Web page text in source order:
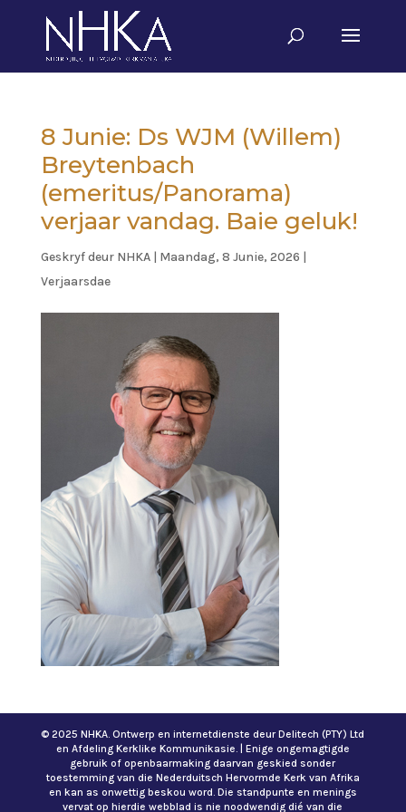
8 Junie: Ds WJM (Willem)
Breytenbach
(emeritus/Panorama)
verjaar vandag. Baie geluk!
Geskryf deur NHKA| Maandag, 8 Junie, 2026 |
Verjaarsdae
© 2025 NHKA. Ontwerp en internetdienste deur Delitech (PTY) Ltd
en Afdeling Kerklike Kommunikasie. | Enige ongemagtigde
gebruik of openbaarmaking daarvan geskied sonder
toestemming van die Nederduitsch Hervormde Kerk van Afrika
en kan as onwettig beskou word. Die standpunte en menings
vervat op hierdie webblad is nie noodwendig dié van die